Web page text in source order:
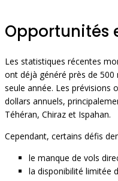
Opportunités
Les statistiques récentes
ont déjà généré près de 500
seule année. Les prévisions
dollars annuels,
Téhéran, Chiraz et Ispahan.
Cependant, certains défis
le manque de vols
la disponibilité limitée